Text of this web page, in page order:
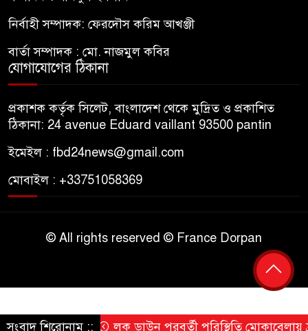
নির্বাহী সম্পাদক: ফেরদৌস করিম আখঞ্জী
বার্তা সম্পাদক : মো. নাজমুল কবির
যোগাযোগের ঠিকানা
প্রকাশক কর্তৃক সিলেট, বাংলাদেশ থেকে মুদ্রিত ও প্রকাশিত
ঠিকানা: 24 avenue Eduard vaillant 93500 pantin
ইমেইল : fbd24news@gmail.com
মোবাইল : +33751058369
© All rights reserved © France Dorpan
সংবাদ শিরোনাম ::লক ডাউন পরবর্তী পরিস্থিতি মোকাবেলায়